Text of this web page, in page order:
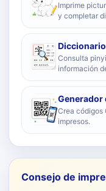
Imprime
y completar
Consulta
información
Generador
Crea códigos
impresos.
Consejo de